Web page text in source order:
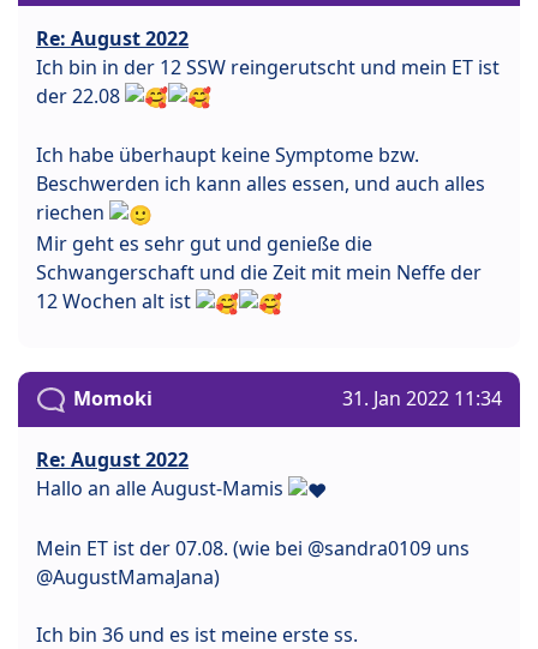
Re: August 2022
Ich bin in der 12 SSW reingerutscht und mein ET ist
der 22.08
Ich habe überhaupt keine Symptome bzw.
Beschwerden ich kann alles essen, und auch alles
riechen
Mir geht es sehr gut und genieße die
Schwangerschaft und die Zeit mit mein Neffe der
12 Wochen alt ist
Momoki 31. Jan 2022 11:34
Re: August 2022
Hallo an alle August-Mamis
Mein ET ist der 07.08. (wie bei @sandra0109 uns
@AugustMamaJana)
Ich bin 36 und es ist meine erste ss.